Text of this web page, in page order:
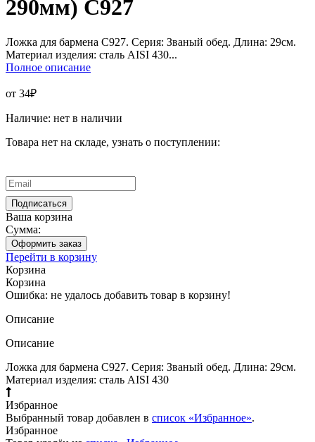
290мм) С927
Ложка для бармена С927. Серия: Званый обед. Длина: 29см.
Материал изделия: сталь AISI 430...
Полное описание
от 34₽
Наличие: нет в наличии
Товара нет на складе, узнать о поступлении:
Ваша корзина
Сумма:
Оформить заказ
Перейти в корзину
Корзина
Корзина
Ошибка: не удалось добавить товар в корзину!
Описание
Описание
Ложка для бармена С927. Серия: Званый обед. Длина: 29см.
Материал изделия: сталь AISI 430
Избранное
Выбранный товар добавлен в список «Избранное».
Избранное